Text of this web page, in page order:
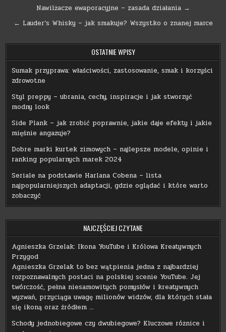
Nawigacja
wpisu
Nawilżacze ewaporacyjne – zasada działania →
← Lauder’s Whisky – jak smakuje? Wszystko o znanej marce
OSTATNIE WPISY
Sumak przyprawa: właściwości, zastosowanie, smak i korzyści
zdrowotne
Styl preppy – ubrania, cechy, inspiracje i jak stworzyć
modny look
Side Plank – jak zrobić poprawnie, jakie daje efekty i jakie
mięśnie angażuje?
Dobre marki kurtek zimowych – najlepsze modele, opinie i
ranking popularnych marek 2024
Seriale na podstawie Harlana Cobena – lista
najpopularniejszych adaptacji, gdzie oglądać i które warto
zobaczyć
NAJCZĘŚCIEJ CZYTANE
Agnieszka Grzelak: Ikona YouTube i Królowa Kreatywnych
Przygod
Agnieszka Grzelak to bez wątpienia jedna z najbardziej
rozpoznawalnych postaci na polskiej scenie YouTube. Jej
twórczość, pełna niesamowitych pomysłów i kreatywnych
wyzwań, przyciąga uwagę milionów widzów, dla których stała
się ikoną oraz źródłem …
Schody jednobiegowe czy dwubiegowe? Kluczowe różnice i